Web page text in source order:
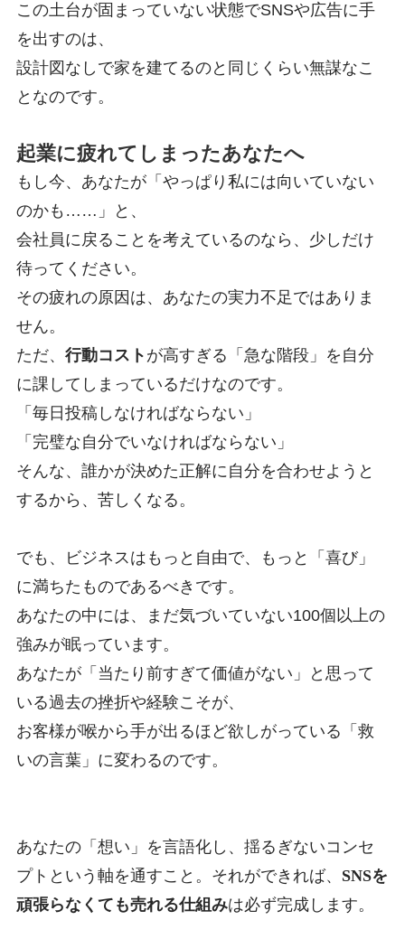
この土台が固まっていない状態でSNSや広告に手
を出すのは、
設計図なしで家を建てるのと同じくらい無謀なこ
となのです。
起業に疲れてしまったあなたへ
もし今、あなたが「やっぱり私には向いていない
のかも……」と、
会社員に戻ることを考えているのなら、少しだけ
待ってください。
その疲れの原因は、あなたの実力不足ではありま
せん。
ただ、 行動コスト が高すぎる「急な階段」を自分
に課してしまっているだけなのです。
「毎日投稿しなければならない」
「完璧な自分でいなければならない」
そんな、誰かが決めた正解に自分を合わせようと
するから、苦しくなる。
でも、ビジネスはもっと自由で、もっと「喜び」
に満ちたものであるべきです。
あなたの中には、まだ気づいていない100個以上の
強みが眠っています。
あなたが「当たり前すぎて価値がない」と思って
いる過去の挫折や経験こそが、
お客様が喉から手が出るほど欲しがっている「救
いの言葉」に変わるのです。
あなたの「想い」を言語化し、揺るぎないコンセ
プトという軸を通すこと。 それができれば、 SNSを
頑張らなくても売れる仕組みは必ず完成します。